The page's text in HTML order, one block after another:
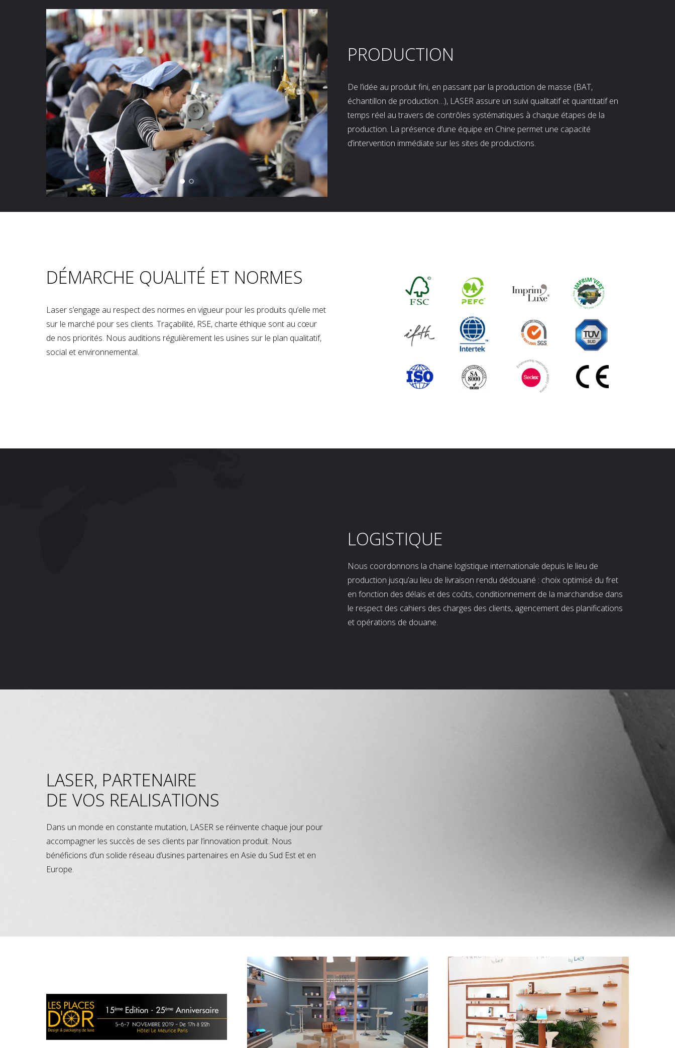
PRODUCTION
De l’idée au produit fini, en passant par la production de masse (BAT,
échantillon de production…), LASER assure un suivi qualitatif et quantitatif en
temps réel au travers de contrôles systématiques à chaque étapes de la
production. La présence d’une équipe en Chine permet une capacité
d’intervention immédiate sur les sites de productions.
DÉMARCHE QUALITÉ ET NORMES
Laser s’engage au respect des normes en vigueur pour les produits qu’elle met
sur le marché pour ses clients. Traçabilité, RSE, charte éthique sont au cœur
de nos priorités. Nous auditions régulièrement les usines sur le plan qualitatif,
social et environnemental.
LOGISTIQUE
Nous coordonnons la chaine logistique internationale depuis le lieu de
production jusqu’au lieu de livraison rendu dédouané : choix optimisé du fret
en fonction des délais et des coûts, conditionnement de la marchandise dans
le respect des cahiers des charges des clients, agencement des planifications
et opérations de douane.
LASER, PARTENAIRE
DE VOS REALISATIONS
Dans un monde en constante mutation, LASER se réinvente chaque jour pour
accompagner les succès de ses clients par l’innovation produit. Nous
bénéficions d’un solide réseau d’usines partenaires en Asie du Sud Est et en
Europe.